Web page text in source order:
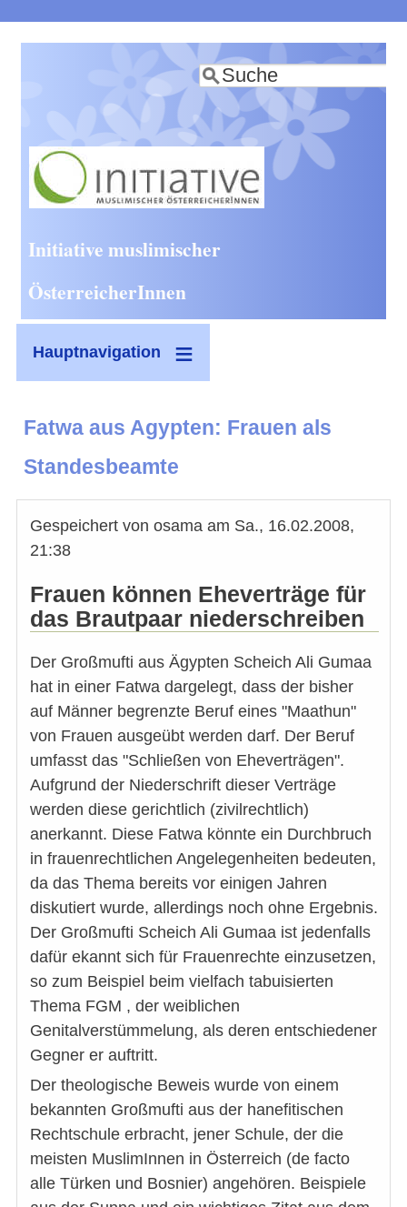
zum
Inhalt
Suche
Initiative muslimischer
ÖsterreicherInnen
Hauptnavigation
Fatwa aus Agypten: Frauen als
Standesbeamte
Gespeichert von osama am Sa., 16.02.2008,
21:38
Frauen können Eheverträge für
das Brautpaar niederschreiben
Der Großmufti aus Ägypten Scheich Ali Gumaa
hat in einer Fatwa dargelegt, dass der bisher
auf Männer begrenzte Beruf eines "Maathun"
von Frauen ausgeübt werden darf. Der Beruf
umfasst das "Schließen von Eheverträgen".
Aufgrund der Niederschrift dieser Verträge
werden diese gerichtlich (zivilrechtlich)
anerkannt. Diese Fatwa könnte ein Durchbruch
in frauenrechtlichen Angelegenheiten bedeuten,
da das Thema bereits vor einigen Jahren
diskutiert wurde, allerdings noch ohne Ergebnis.
Der Großmufti Scheich Ali Gumaa ist jedenfalls
dafür ekannt sich für Frauenrechte einzusetzen,
so zum Beispiel beim vielfach tabuisierten
Thema FGM , der weiblichen
Genitalverstümmelung, als deren entschiedener
Gegner er auftritt.
Der theologische Beweis wurde von einem
bekannten Großmufti aus der hanefitischen
Rechtschule erbracht, jener Schule, der die
meisten MuslimInnen in Österreich (de facto
alle Türken und Bosnier) angehören. Beispiele